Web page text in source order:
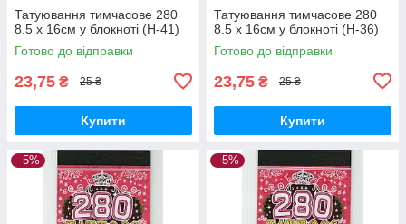
Татуювання тимчасове 280
8.5 х 16см у блокноті (H-41)
Готово до відправки
23,75 ₴ 25 ₴
Купити
Татуювання тимчасове 280
8.5 х 16см у блокноті (H-36)
Готово до відправки
23,75 ₴ 25 ₴
Купити
–5% –5%